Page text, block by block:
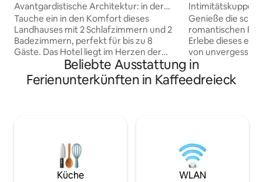
Avantgardistische Architektur: in der
Nähe von Coffee Park
Tauche ein in den Komfort dieses
Landhauses mit 2 Schlafzimmern und 2
Badezimmern, perfekt für bis zu 8
Gäste. Das Hotel liegt im Herzen der
kolumbianischen Kaffeeregion, nur
wenige Minuten vom Parque del Café
und Panaca entfernt. Genieße
Pool ✔ Voll ausgestattete Küche ✔
Veranda ✔ Starlink High-Speed-WLAN ✔
Optionales Frühstück ✔ Haustiere
Intimitätskuppel
Kaffeemaschine
Genieße die
romantischen
Erlebe dieses
von
Natur, Luxus und
laden dich und
aus der Routine
Kuppel,
oder in unserem
Aufenthalt in
wird nichts
Beliebte Ausstattung in
Ferienunterkünften in Kaffeedreieck
Küche WLAN